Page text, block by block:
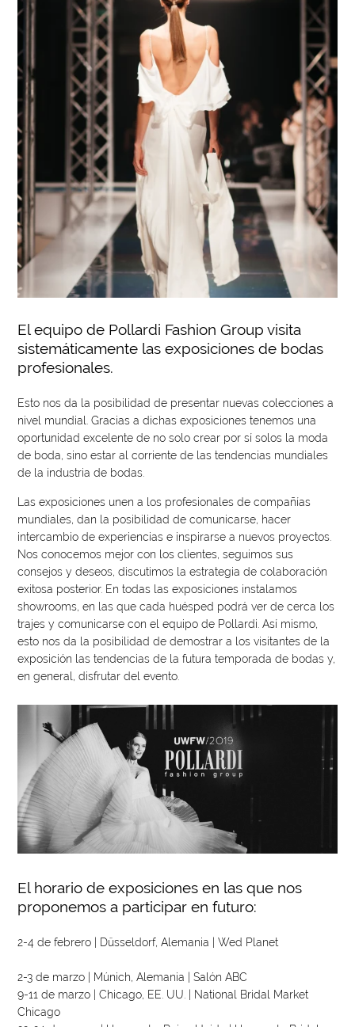
El equipo de Pollardi Fashion Group visita
sistemáticamente las exposiciones de bodas
profesionales.
Esto nos da la posibilidad de presentar nuevas colecciones a
nivel mundial. Gracias a dichas exposiciones tenemos una
oportunidad excelente de no solo crear por sí solos la moda
de boda, sino estar al corriente de las tendencias mundiales
de la industria de bodas.
Las exposiciones unen a los profesionales de compañías
mundiales, dan la posibilidad de comunicarse, hacer
intercambio de experiencias e inspirarse a nuevos proyectos.
Nos conocemos mejor con los clientes, seguimos sus
consejos y deseos, discutimos la estrategia de colaboración
exitosa posterior. En todas las exposiciones instalamos
showrooms, en las que cada huésped podrá ver de cerca los
trajes y comunicarse con el equipo de Pollardi. Así mismo,
esto nos da la posibilidad de demostrar a los visitantes de la
exposición las tendencias de la futura temporada de bodas y,
en general, disfrutar del evento.
El horario de exposiciones en las que nos
proponemos a participar en futuro:
2-4 de febrero | Düsseldorf, Alemania | Wed Planet
2-3 de marzo | Múnich, Alemania | Salón ABC
9-11 de marzo | Chicago, EE. UU. | National Bridal Market
Chicago